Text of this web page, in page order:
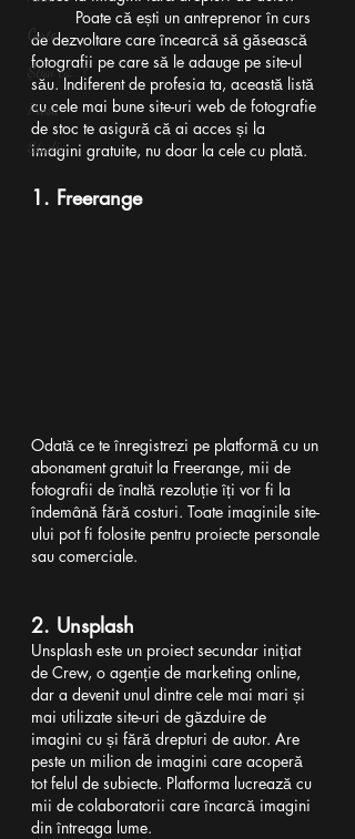
Carte
Știai că...?
Presă
Studiu
Poate că ești un antreprenor în curs
de dezvoltare care încearcă să găsească
fotografii pe care să le adauge pe site-ul
său. Indiferent de profesia ta, această listă
cu cele mai bune site-uri web de fotografie
de stoc te asigură că ai acces și la
imagini gratuite, nu doar la cele cu plată.
1. Freerange
Odată ce te înregistrezi pe platformă cu un
abonament gratuit la Freerange, mii de
fotografii de înaltă rezoluție îți vor fi la
îndemână fără costuri. Toate imaginile site-
ului pot fi folosite pentru proiecte personale
sau comerciale.
2. Unsplash
Unsplash este un proiect secundar inițiat
de Crew, o agenție de marketing online,
dar a devenit unul dintre cele mai mari și
mai utilizate site-uri de găzduire de
imagini cu și fără drepturi de autor. Are
peste un milion de imagini care acoperă
tot felul de subiecte. Platforma lucrează cu
mii de colaboratorii care încarcă imagini
din întreaga lume.